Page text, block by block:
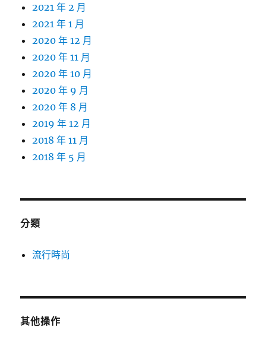
2021 年 2 月
2021 年 1 月
2020 年 12 月
2020 年 11 月
2020 年 10 月
2020 年 9 月
2020 年 8 月
2019 年 12 月
2018 年 11 月
2018 年 5 月
分類
流行時尚
其他操作